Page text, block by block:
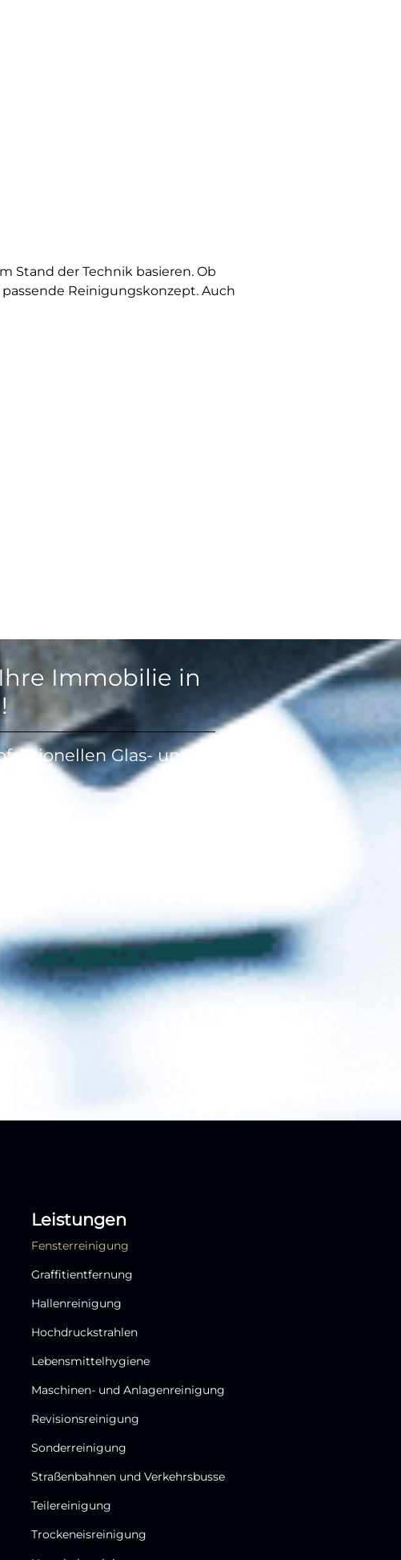
Stand der Technik basieren. Ob
Reinigungskonzept. Auch
Immobilie in
Glas- und
Leistungen
Fensterreinigung
Graffitientfernung
Hallenreinigung
Hochdruckstrahlen
Lebensmittelhygiene
Maschinen- und Anlagenreinigung
Revisionsreinigung
Sonderreinigung
Straßenbahnen und Verkehrsbusse
Teilereinigung
Trockeneisreinigung